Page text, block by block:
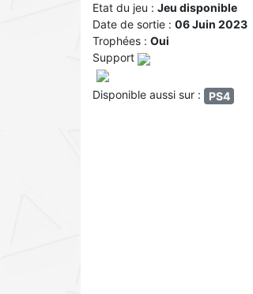
Etat du jeu : Jeu disponible
Date de sortie : 06 Juin 2023
Trophées : Oui
Support
Disponible aussi sur : PS4